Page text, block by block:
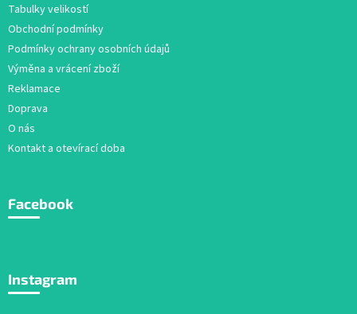
Tabulky velikostí
Obchodní podmínky
Podmínky ochrany osobních údajů
Výměna a vrácení zboží
Reklamace
Doprava
O nás
Kontakt a otevírací doba
Facebook
Instagram